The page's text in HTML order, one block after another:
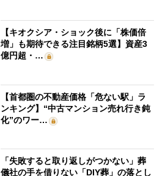
【キオクシア・ショック後に「株価倍
増」も期待できる注目銘柄5選】資産3
億円超・…
【首都圏の不動産価格「危ない駅」ラ
ンキング】“中古マンション売れ行き鈍
化”のワー…
「失敗すると取り返しがつかない」葬
儀社の手を借りない「DIY葬」の落とし